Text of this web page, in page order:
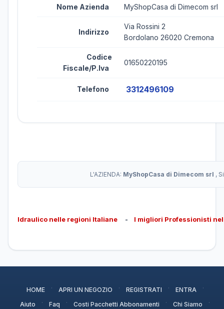
Nome Azienda MyShopCasa di Dimecom srl
Indirizzo
Via Rossini 2
Bordolano 26020 Cremona
Codice
Fiscale/P.Iva
01650220195
Telefono 3312496109
L'AZIENDA: MyShopCasa di Dimecom srl ,
Idraulico nelle regioni Italiane - I migliori Professionisti
HOME · APRI UN NEGOZIO · REGISTRATI · ENTRA ·
Aiuto · Faq · Costi Pacchetti Abbonamenti · Chi Siamo ·